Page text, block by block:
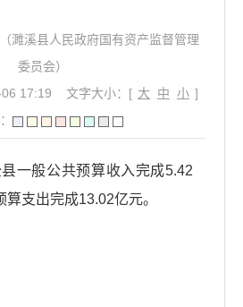
濉溪县人民政府国有资产监督管理
委员会）
17:19
文字大小：[ 大 中 小 ]
一般公共预算收入完成5.42
支出完成13.02亿元。